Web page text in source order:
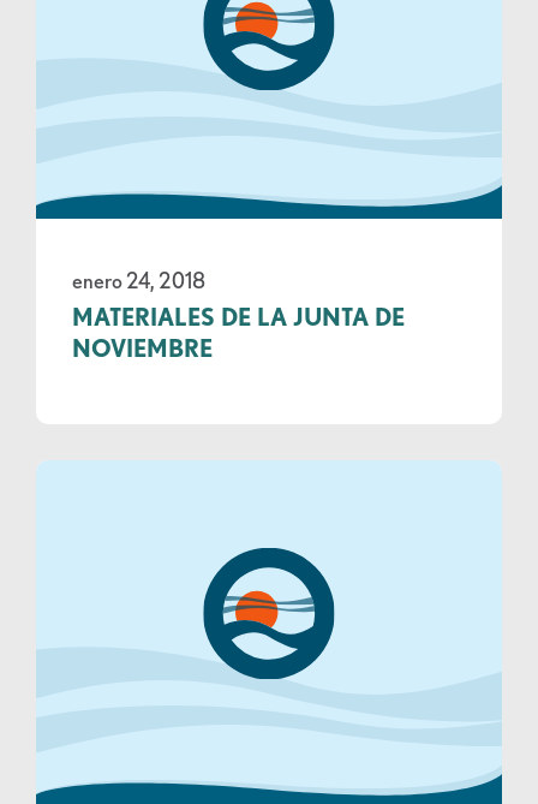
enero 24, 2018
MATERIALES DE LA JUNTA DE
NOVIEMBRE